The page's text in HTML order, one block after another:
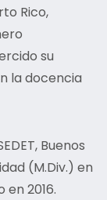
Rico,
su
la docencia
Buenos
(M.Div.) en
en 2016.